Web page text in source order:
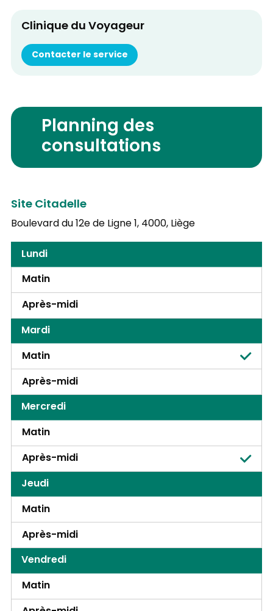
Clinique du Voyageur
Contacter le service
Planning des
consultations
Site Citadelle
Boulevard du 12e de Ligne 1,4000, Liège
Lundi
Matin
Après-midi
Mardi
Matin
Après-midi
Mercredi
Matin
Après-midi
Jeudi
Matin
Après-midi
Vendredi
Matin